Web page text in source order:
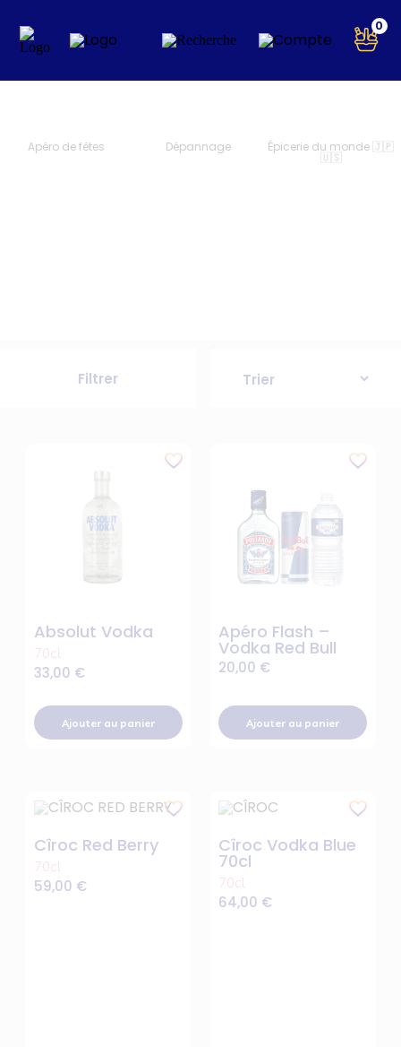
0
Apéro de fêtes Dépannage Épicerie du monde 🇯🇵
🇺🇸
Filtrer
Absolut Vodka
70cl
33,00 €
Ajouter au panier
Apéro Flash –
Vodka Red Bull
20,00 €
Ajouter au panier
Cîroc Red Berry
70cl
59,00 €
Cîroc Vodka Blue
70cl
70cl
64,00 €